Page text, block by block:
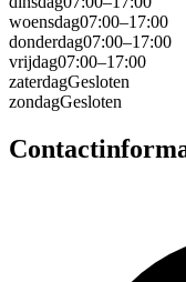
woensdag07:00–17:00
donderdag07:00–17:00
vrijdag07:00–17:00
zaterdagGesloten
zondagGesloten